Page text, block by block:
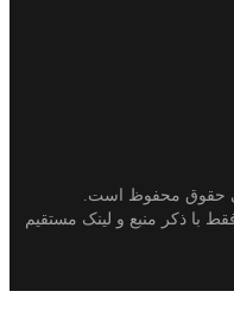
با ذکر منبع و لینک مستقیم